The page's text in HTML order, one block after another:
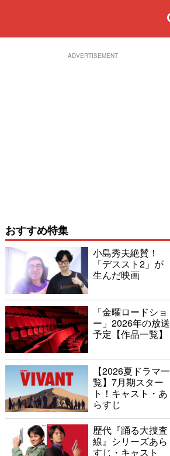
ADVERTISEMENT
おすすめ特集
小島秀夫絶賛！
「デススト2」が
生んだ映画
「金曜ロードショ
ー」2026年の放送
予定【作品一覧】
【2026夏ドラマ一
覧】7月期スター
ト！キャスト・あ
らすじ
歴代『踊る大捜査
線』シリーズあら
すじ・キャスト